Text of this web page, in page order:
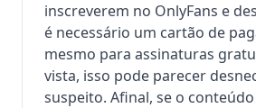
inscreverem no OnlyFans e
é necessário um cartão de
mesmo para assinaturas
vista, isso pode parecer
suspeito. Afinal, se o